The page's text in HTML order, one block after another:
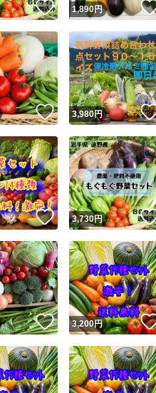
いいね！
1,890円
いいね！
3,980円
いいね！
3,730円
いいね！
3,200円